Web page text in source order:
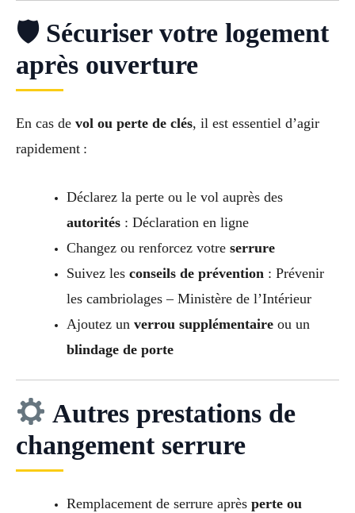
🛡 Sécuriser votre logement
après ouverture
En cas de vol ou perte de clés, il est essentiel d’agir
rapidement :
Déclarez la perte ou le vol auprès des
autorités: Déclaration en ligne
Changez ou renforcez votre serrure
Suivez les conseils de prévention: Prévenir
les cambriolages – Ministère de l’Intérieur
Ajoutez un verrou supplémentaireou un
blindage de porte
Autres prestations de
changement serrure
Remplacement de serrure après perte ou